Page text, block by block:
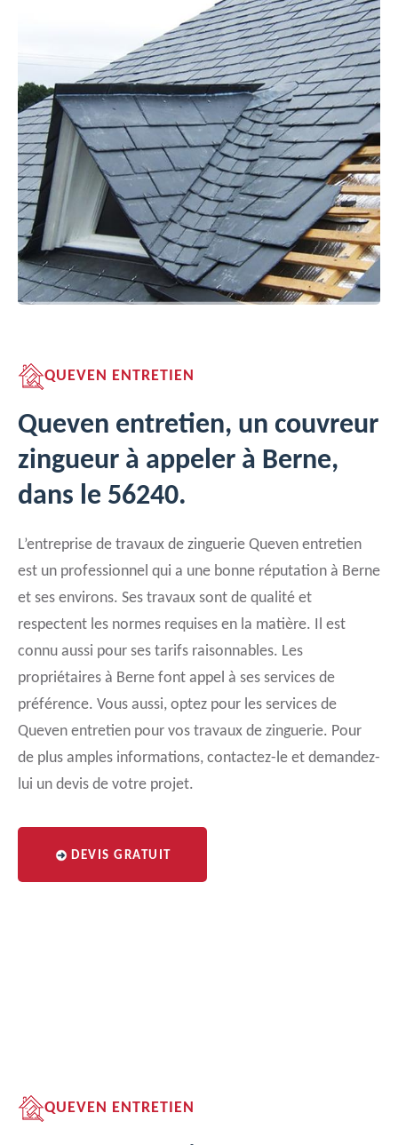
QUEVEN ENTRETIEN
Queven entretien, un couvreur
zingueur à appeler à Berne,
dans le 56240.
L’entreprise de travaux de zinguerie Queven entretien
est un professionnel qui a une bonne réputation à Berne
et ses environs. Ses travaux sont de qualité et
respectent les normes requises en la matière. Il est
connu aussi pour ses tarifs raisonnables. Les
propriétaires à Berne font appel à ses services de
préférence. Vous aussi, optez pour les services de
Queven entretien pour vos travaux de zinguerie. Pour
de plus amples informations, contactez-le et demandez-
lui un devis de votre projet.
DEVIS GRATUIT
QUEVEN ENTRETIEN